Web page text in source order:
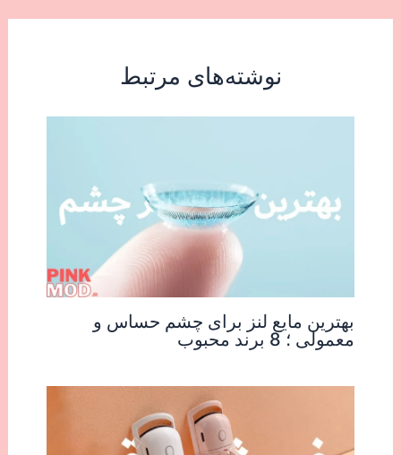
نوشته‌های مرتبط
بهترین مایع لنز برای چشم حساس و
معمولی ؛ 8 برند محبوب